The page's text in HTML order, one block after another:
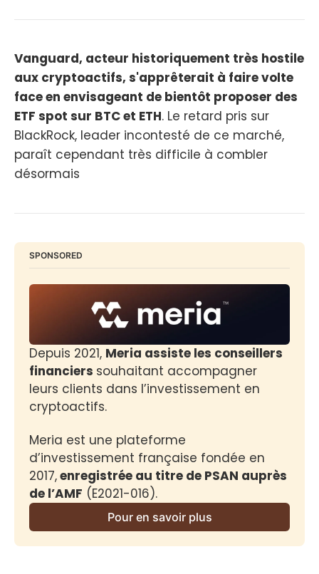
Vanguard, acteur historiquement très hostile
aux cryptoactifs, s'apprêterait à faire volte
face en envisageant de bientôt proposer des
ETF spot sur BTC et ETH. Le retard pris sur
BlackRock, leader incontesté de ce marché,
paraît cependant très difficile à combler
désormais
SPONSORED
Depuis 2021, Meria assiste les conseillers
financiers souhaitant accompagner
leurs clients dans l’investissement en
cryptoactifs.
Meria est une plateforme
d’investissement française fondée en
2017, enregistrée au titre de PSAN auprès
de l’AMF (E2021-016).
Pour en savoir plus